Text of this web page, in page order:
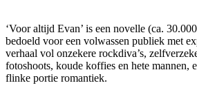
‘Voor altijd Evan’ is een novelle (ca.
bedoeld voor een volwassen publiek met
verhaal vol onzekere rockdiva’s,
fotoshoots, koude koffies en hete mannen,
flinke portie romantiek.